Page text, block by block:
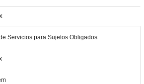
Servicios para Sujetos Obligados